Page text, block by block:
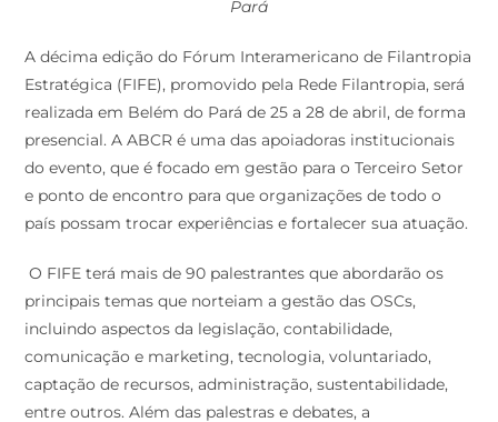
Pará
A décima edição do Fórum Interamericano de Filantropia
Estratégica (FIFE), promovido pela Rede Filantropia, será
realizada em Belém do Pará de 25 a 28 de abril, de forma
presencial. A ABCR é uma das apoiadoras institucionais
do evento, que é focado em gestão para o Terceiro Setor
e ponto de encontro para que organizações de todo o
país possam trocar experiências e fortalecer sua atuação.
O FIFE terá mais de 90 palestrantes que abordarão os
principais temas que norteiam a gestão das OSCs,
incluindo aspectos da legislação, contabilidade,
comunicação e marketing, tecnologia, voluntariado,
captação de recursos, administração, sustentabilidade,
entre outros. Além das palestras e debates, a